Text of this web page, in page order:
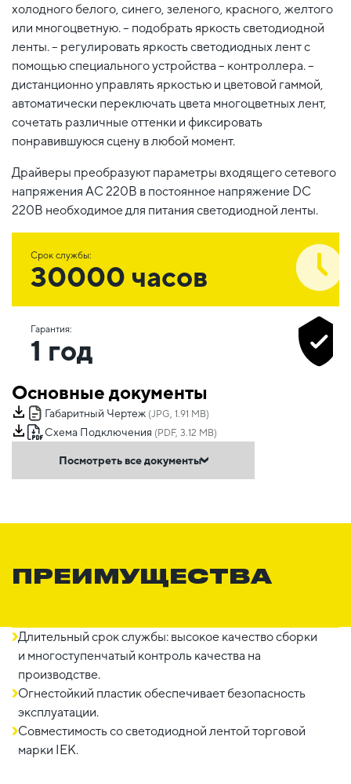
холодного белого, синего, зеленого, красного, желтого
или многоцветную. – подобрать яркость светодиодной
ленты. – регулировать яркость светодиодных лент с
помощью специального устройства – контроллера. –
дистанционно управлять яркостью и цветовой гаммой,
автоматически переключать цвета многоцветных лент,
сочетать различные оттенки и фиксировать
понравившуюся сцену в любой момент.
Драйверы преобразуют параметры входящего сетевого
напряжения AC 220В в постоянное напряжение DC
220В необходимое для питания светодиодной ленты.
Срок службы:
30000 часов
Гарантия:
1 год
Основные документы
Габаритный Чертеж (JPG, 1.91 MB)
Схема Подключения (PDF, 3.12 MB)
Посмотреть все документы
ПРЕИМУЩЕСТВА
Длительный срок службы: высокое качество сборки
и многоступенчатый контроль качества на
производстве.
Огнестойкий пластик обеспечивает безопасность
эксплуатации.
Совместимость со светодиодной лентой торговой
марки IEK.